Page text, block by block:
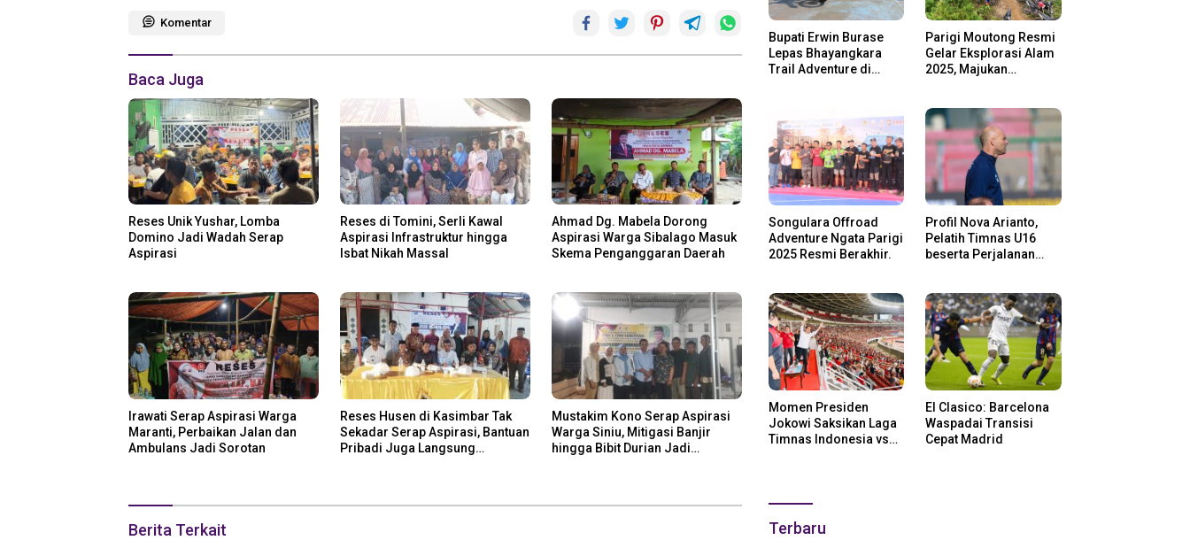
Komentar
Baca Juga
Reses Unik Yushar, Lomba
Domino Jadi Wadah Serap
Aspirasi
Reses di Tomini, Serli Kawal
Aspirasi Infrastruktur hingga
Isbat Nikah Massal
Ahmad Dg. Mabela Dorong
Aspirasi Warga Sibalago Masuk
Skema Penganggaran Daerah
Irawati Serap Aspirasi Warga
Maranti, Perbaikan Jalan dan
Ambulans Jadi Sorotan
Reses Husen di Kasimbar Tak
Sekadar Serap Aspirasi, Bantuan
Pribadi Juga Langsung
Mustakim Kono Serap Aspirasi
Warga Siniu, Mitigasi Banjir
hingga Bibit Durian Jadi
Berita Terkait
Bupati Erwin Burase
Lepas Bhayangkara
Trail Adventure di
Parigi Moutong Resmi
Gelar Eksplorasi Alam
2025, Majukan
Songulara Offroad
Adventure Ngata Parigi
2025 Resmi Berakhir.
Profil Nova Arianto,
Pelatih Timnas U16
beserta Perjalanan
Momen Presiden
Jokowi Saksikan Laga
Timnas Indonesia vs
El Clasico: Barcelona
Waspadai Transisi
Cepat Madrid
Terbaru